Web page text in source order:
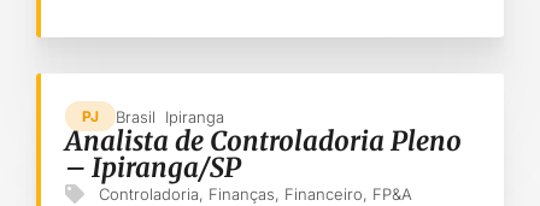
Brasil Ipiranga
PJ
Analista de Controladoria Pleno
– Ipiranga/SP
Controladoria, Finanças, Financeiro, FP&A